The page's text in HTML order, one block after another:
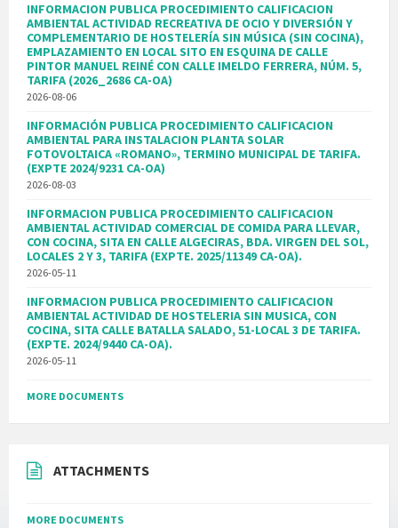
INFORMACION PUBLICA PROCEDIMIENTO CALIFICACION
AMBIENTAL ACTIVIDAD RECREATIVA DE OCIO Y DIVERSIÓN Y
COMPLEMENTARIO DE HOSTELERÍA SIN MÚSICA (SIN COCINA),
EMPLAZAMIENTO EN LOCAL SITO EN ESQUINA DE CALLE
PINTOR MANUEL REINÉ CON CALLE IMELDO FERRERA, NÚM. 5,
TARIFA (2026_2686 CA-OA)
2026-08-06
INFORMACIÓN PUBLICA PROCEDIMIENTO CALIFICACION
AMBIENTAL PARA INSTALACION PLANTA SOLAR
FOTOVOLTAICA «ROMANO», TERMINO MUNICIPAL DE TARIFA.
(EXPTE 2024/9231 CA-OA)
2026-08-03
INFORMACION PUBLICA PROCEDIMIENTO CALIFICACION
AMBIENTAL ACTIVIDAD COMERCIAL DE COMIDA PARA LLEVAR,
CON COCINA, SITA EN CALLE ALGECIRAS, BDA. VIRGEN DEL SOL,
LOCALES 2 Y 3, TARIFA (EXPTE. 2025/11349 CA-OA).
2026-05-11
INFORMACION PUBLICA PROCEDIMIENTO CALIFICACION
AMBIENTAL ACTIVIDAD DE HOSTELERIA SIN MUSICA, CON
COCINA, SITA CALLE BATALLA SALADO, 51-LOCAL 3 DE TARIFA.
(EXPTE. 2024/9440 CA-OA).
2026-05-11
MORE DOCUMENTS
ATTACHMENTS
MORE DOCUMENTS